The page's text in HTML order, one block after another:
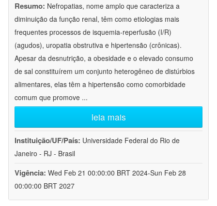
Resumo: Nefropatias, nome amplo que caracteriza a
diminuição da função renal, têm como etiologias mais
frequentes processos de isquemia-reperfusão (I/R)
(agudos), uropatia obstrutiva e hipertensão (crônicas).
Apesar da desnutrição, a obesidade e o elevado consumo
de sal constituírem um conjunto heterogêneo de distúrbios
alimentares, elas têm a hipertensão como comorbidade
comum que promove ...
leia mais
Instituição/UF/País: Universidade Federal do Rio de
Janeiro - RJ - Brasil
Vigência: Wed Feb 21 00:00:00 BRT 2024-Sun Feb 28
00:00:00 BRT 2027